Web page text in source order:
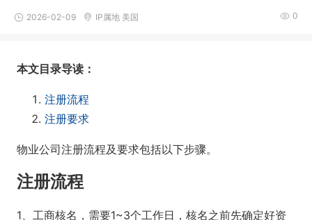
2026-02-09 IP属地 美国 0
本文目录导读：
注册流程
注册要求
物业公司注册流程及要求包括以下步骤。
注册流程
1、工商核名，需要1~3个工作日，核名之前先确定好资